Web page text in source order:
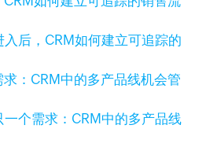
入后，CRM如何建立可追踪的
一个需求：CRM中的多产品线